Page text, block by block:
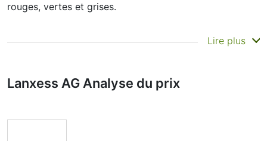
rouges, vertes et grises.
Résumé
pour de nombreux analystes et traders. De nombreux
traders utilisent une sélection d'indicateurs
Lire plus
Lanxess AG Analyse du prix